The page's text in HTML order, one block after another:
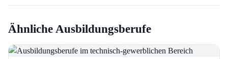
Ähnliche Ausbildungsberufe